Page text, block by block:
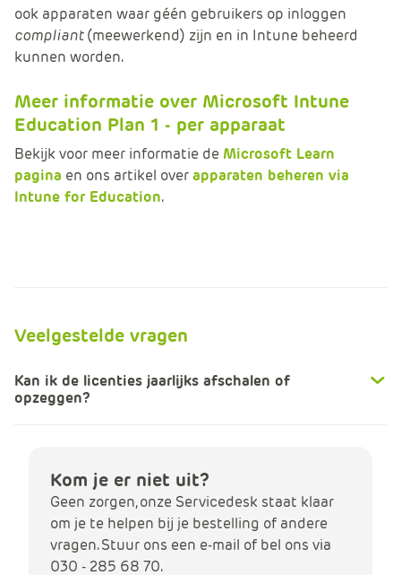
ook apparaten waar géén gebruikers op inloggen
compliant(meewerkend) zijn en in Intune beheerd
kunnen worden.
Meer informatie over Microsoft Intune
Education Plan 1 - per apparaat
Bekijk voor meer informatie de Microsoft Learn
pagina en ons artikel overapparaten beheren via
Intune for Education.
Veelgestelde vragen
Kan ik de licenties jaarlijks afschalen of
opzeggen?
Kom je er niet uit?
Geen zorgen, onze Servicedesk staat klaar
om je te helpen bij je bestelling of andere
vragen. Stuur ons een e-mail of bel ons via
030 - 285 68 70.